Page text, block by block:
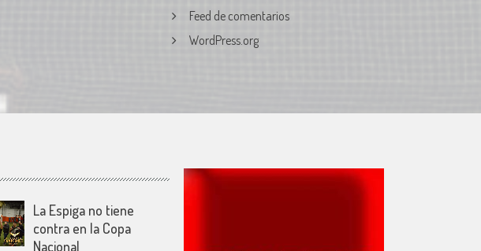
Feed de comentarios
WordPress.org
La Espiga no tiene
contra en la Copa
Nacional